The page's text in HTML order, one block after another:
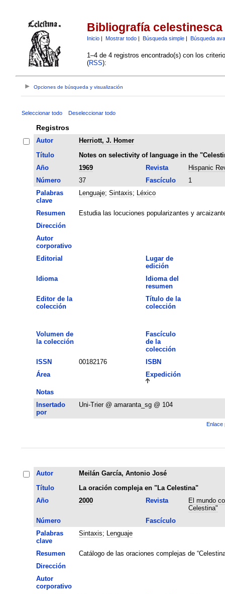
Bibliografía celestinesca
Inicio| Mostrar todo| Búsqueda simple| Búsqueda
1–4 de 4 registros encontrado(s) con los
(RSS):
Opciones de búsqueda y visualización
Seleccionar todo Deseleccionar todo
Registros
Autor
Herriott, J. Homer
Título
Notes on selectivity of language in the
Año
1969 Revista
Hispanic
Número
37 Fascículo
1
Palabras
clave
Lenguaje; Sintaxis; Léxico
Resumen
Estudia las locuciones popularizantes y
Dirección
Autor
corporativo
Editorial
Lugar de
edición
Idioma
Idioma del
resumen
Editor de la
colección
Título de la
colección
Volumen de
la colección
Fascículo
de la
colección
ISSN
00182176
ISBN
Área
Expedición
Notas
Insertado
por
Uni-Trier @ amaranta_sg @ 104
Enlace
Autor
Meilán García, Antonio José
Título
La oración compleja en "La Celestina"
Año
2000 Revista
El mundo
Celestina"
Número
Fascículo
Palabras
clave
Sintaxis; Lenguaje
Resumen
Catálogo de las oraciones complejas de
Dirección
Autor
corporativo